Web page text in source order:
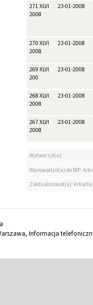
271 XLVI
2008
23-01-2008
270 XLVI
2008
23-01-2008
269 XLVI
200
23-01-2008
268 XLVI
2008
23-01-2008
267 XLVI
2008
23-01-2008
Wytworzył(a):
Wprowadził(a) do BIP:
Zaktualizował(a):
Informacja